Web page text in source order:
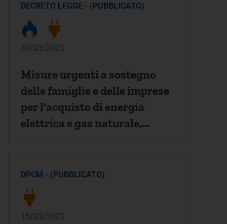
DECRETO LEGGE - (PUBBLICATO)
30/03/2023
Misure urgenti a sostegno
delle famiglie e delle imprese
per l'acquisto di energia
elettrica e gas naturale,
DPCM - (PUBBLICATO)
15/03/2023